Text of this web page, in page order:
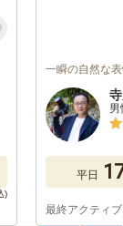
一瞬の自然な
平日
最終アクティ